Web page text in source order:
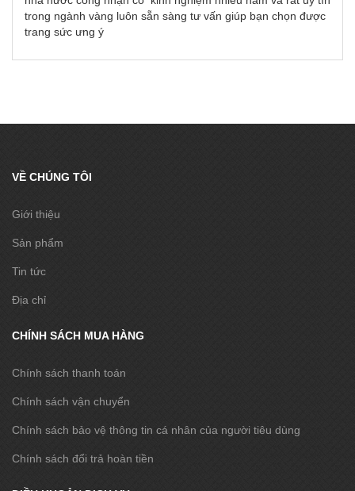
trong ngành vàng luôn sẵn sàng tư vấn giúp bạn chọn được
trang sức ưng ý
VỀ CHÚNG TÔI
Giới thiệu
Sản phẩm
Tin tức
Địa chỉ
CHÍNH SÁCH MUA HÀNG
Chính sách thanh toán
Chính sách vận chuyển
Chính sách bảo vệ thông tin cá nhân của người tiêu dùng
Chính sách đổi trả hoàn tiền